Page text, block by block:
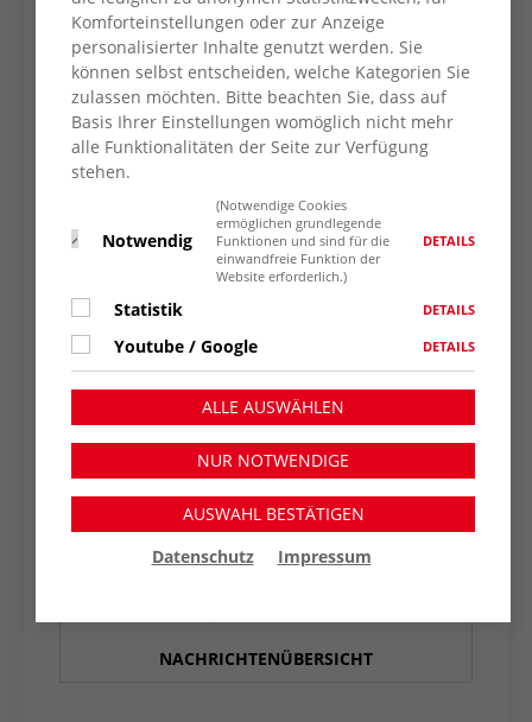
Note zu geben, wurden farbige Handabdrücke
hinzugefügt, die zeigen, dass Kinder ihre
Rechte selbstbewusst vertreten können.
Am Nachmittag tauchten die Kinder mithilfe
eines Kamishibai (Erzähltheater) noch tiefer in
das Thema ein. Eine spannende Geschichte
über Kinderrechte veranschaulichte, wie
wichtig es ist, diese Rechte zu kennen und zu
Dieser Tag hat den Kindern nicht nur gezeigt,
dass ihre Rechte ernst genommen werden,
sondern auch, dass sie selbst ein aktiver Teil
der Gemeinschaft sind. Gemeinsam setzen
sich die Erzieherinnen dafür ein, dass
Kinderrechte nicht nur an diesem
besonderen Tag, sondern das ganze Jahr über
gelebt werden.
NACHRICHTENÜBERSICHT
Komforteinstellungen oder zur Anzeige
personalisierter Inhalte genutzt werden. Sie
können selbst entscheiden, welche Kategorien Sie
zulassen möchten. Bitte beachten Sie, dass auf
Basis Ihrer Einstellungen womöglich nicht mehr
alle Funktionalitäten der Seite zur Verfügung
stehen.
Notwendig
(Notwendige Cookies
ermöglichen grundlegende
Funktionen und sind für die
einwandfreie Funktion der
Website erforderlich.)
DETAILS
Statistik DETAILS
Youtube / Google DETAILS
ALLE AUSWÄHLEN
NUR NOTWENDIGE
AUSWAHL BESTÄTIGEN
Datenschutz
Impressum